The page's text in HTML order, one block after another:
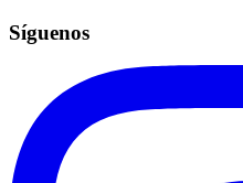
Síguenos